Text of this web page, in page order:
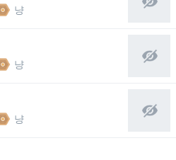
냥
냥
냥